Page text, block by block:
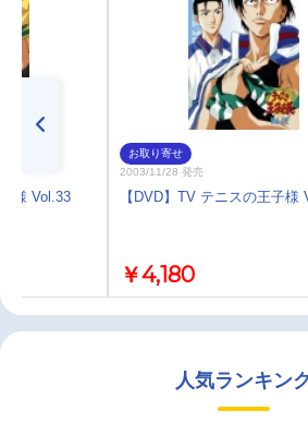
様 Vol.33
お取り寄せ
2003/11/28 発売
【DVD】TV テニスの王子様
￥4,180
人気ランキン